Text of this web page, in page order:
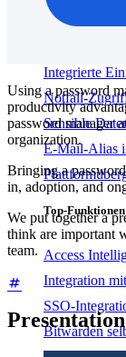
Top-
Integrierte
Notfall-
Sensible
E-Mail-Alias
Top-
Access
Integration
SSO-
Bitwarden
Using a password
productivity
password manager
organization.
Bringing a
in, adoption, and
We put together a
think are important
team.
Presentation